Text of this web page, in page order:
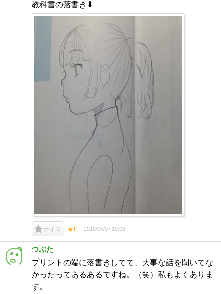
教科書の落書き⬇︎
ナイス ★1 2018/05/07 19:08
つぶた
プリントの端に落書きしてて、大事な話を聞いてな
かったってあるあるですね。（笑）私もよくありま
す。